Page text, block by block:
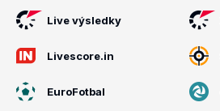
Live výsledky
Livescore.in
EuroFotbal